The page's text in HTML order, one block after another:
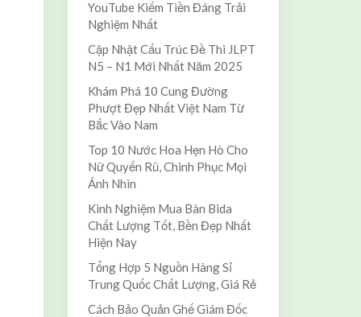
YouTube Kiếm Tiền Đáng Trải
Nghiệm Nhất
Cập Nhật Cấu Trúc Đề Thi JLPT
N5 – N1 Mới Nhất Năm 2025
Khám Phá 10 Cung Đường
Phượt Đẹp Nhất Việt Nam Từ
Bắc Vào Nam
Top 10 Nước Hoa Hẹn Hò Cho
Nữ Quyến Rũ, Chinh Phục Mọi
Ánh Nhìn
Kinh Nghiệm Mua Bàn Bida
Chất Lượng Tốt, Bền Đẹp Nhất
Hiện Nay
Tổng Hợp 5 Nguồn Hàng Sỉ
Trung Quốc Chất Lượng, Giá Rẻ
Cách Bảo Quản Ghế Giám Đốc